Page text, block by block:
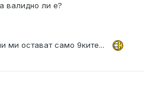
валидно ли е?
ми остават само 9ките...